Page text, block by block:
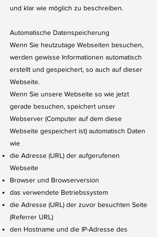
und klar wie möglich zu beschreiben.
Automatische Datenspeicherung
Wenn Sie heutzutage Webseiten besuchen,
werden gewisse Informationen automatisch
erstellt und gespeichert, so auch auf dieser
Webseite.
Wenn Sie unsere Webseite so wie jetzt
gerade besuchen, speichert unser
Webserver (Computer auf dem diese
Webseite gespeichert ist) automatisch Daten
wie
die Adresse (URL) der aufgerufenen
Webseite
Browser und Browserversion
das verwendete Betriebssystem
die Adresse (URL) der zuvor besuchten Seite
(Referrer URL)
den Hostname und die IP-Adresse des